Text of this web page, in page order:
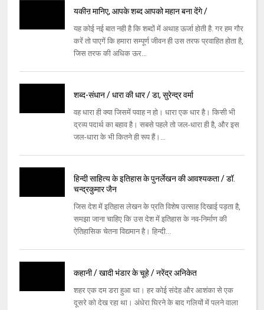
यकीऩ मानिए, आपके शब्द आपको महान बना देंगे /
यह कोई नई बात नही है कि शब्दों में अथाह ऊर्जा होती है. गर हम गौर
करें तो पाएगें कि हमारा सम्पूर्ण जीवन ही उस तरफ प्रवाहित होता है,
जिस तरफ की अधिक ऊर...
शब्द-संधान / धारा की धार / डा, सुरेन्द्र वर्मा
वह धारा ही क्या जिसमें पवाह न हो। धारा एक धार है। किसी भी
द्रव्य पदार्थ का बहाव है। सबसे पहले तो जल-धारा ही है, और इस
जल-धारा के भी कितने ही रूप हैं।...
हिन्दी साहित्य के इतिहास के पुनर्लेखन की आवश्यकता / डॉ.
चन्द्रकुमार जैन
जिस देश में इतिहास लेखन के प्रति विशेष उत्साह दिखाई पड़ता है,
समझा जाना चाहिए कि उस देश में इतिहास के नव-निर्माण की
ऐतिहासिक चेतना विद्यमान है। हिन्दी...
कहानी / खादी भंडार के चूहे / नरेंद्र अनिकेत
शहर एक दम डरा हुआ था। हर कोई संदेह और आशंका से एक
दूसरे को देख रहा था। अंधेरा घिरने के बाद गलियों में पलने वाला